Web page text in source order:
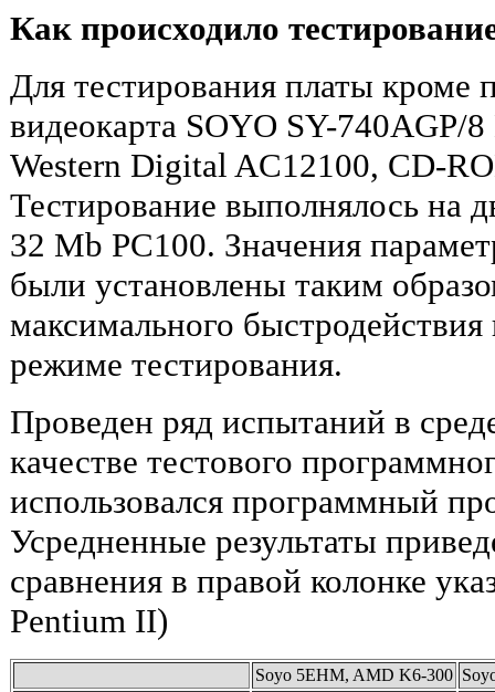
Как происходило
Для тестирования платы кроме
видеокарта SOYO SY-740AGP/
Western Digital AC12100, CD-
Тестирование выполнялось на
32 Mb PC100. Значения
были установлены таким
максимального
режиме тестирования.
Проведен ряд испытаний в
качестве тестового
использовался программный
Усредненные результаты
сравнения в правой колонке
Pentium II)
Soyo 5EHM, AMD K6-300